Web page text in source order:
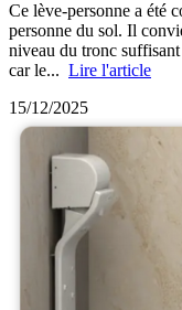
Ce lève-personne a été
personne du sol. Il
niveau du tronc
car le... Lire l'article
15/12/2025